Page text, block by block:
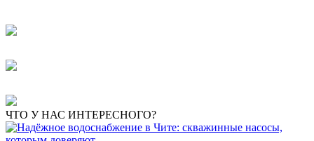
ЧТО У НАС ИНТЕРЕСНОГО?